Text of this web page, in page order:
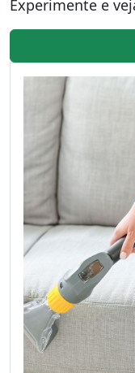
Experimente e